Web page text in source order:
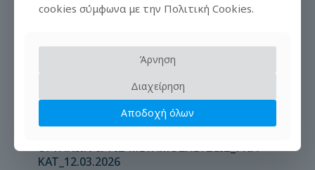
ΟΡΓΑΝΩΝ & ΤΙΣ ΜΕΤΑΜΟΣΧΕΥΣΕΙΣ_ΓΝΑ
ΚΑΤ_12.03.2026
cookies σύμφωνα με την Πολιτική Cookies.
Άρνηση
Διαχείρηση
Αποδοχή όλων